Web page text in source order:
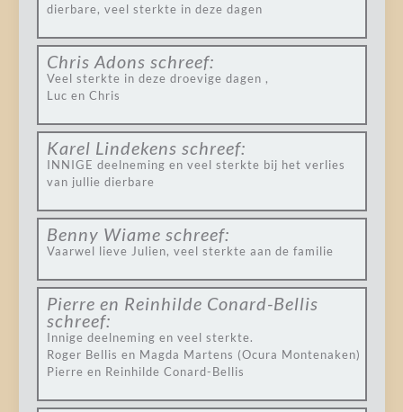
dierbare, veel sterkte in deze dagen
Chris Adons schreef:
Veel sterkte in deze droevige dagen ,
Luc en Chris
Karel Lindekens schreef:
INNIGE deelneming en veel sterkte bij het verlies
van jullie dierbare
Benny Wiame schreef:
Vaarwel lieve Julien, veel sterkte aan de familie
Pierre en Reinhilde Conard-Bellis
schreef:
Innige deelneming en veel sterkte.
Roger Bellis en Magda Martens (Ocura Montenaken)
Pierre en Reinhilde Conard-Bellis